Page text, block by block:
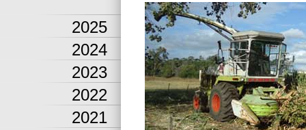
2025
2024
2023
2022
2021